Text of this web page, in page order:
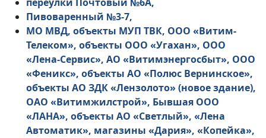
Пивоваренный №3-7,
МО МВД, объекты МУП ТВК, ООО «Витим-
Телеком», объекты ООО «Угахан», ООО
«Лена-Сервис», АО «Витимэнергосбыт», ООО
«Феникс», объекты АО «Полюс Вернинское»,
объекты АО ЗДК «Лензолото» (новое здание),
ОАО «Витимжилстрой», Бывшая ООО
«ЛАНА», объекты АО «Светлый», «Лена
Автоматик», магазины «Дария», «Копейка»,